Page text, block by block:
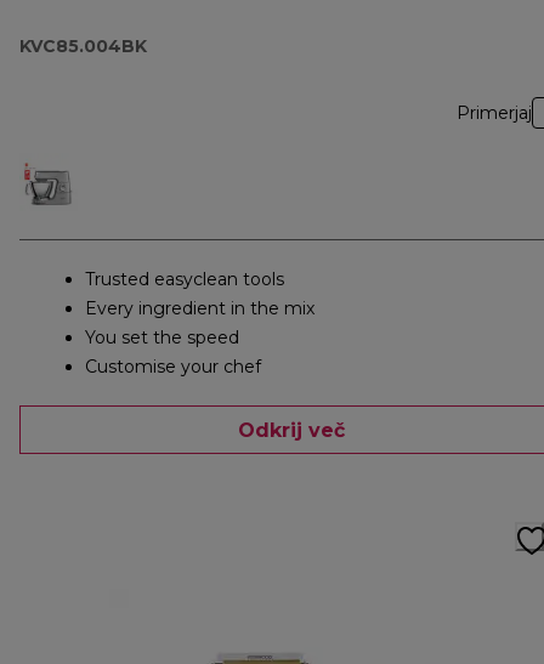
KVC85.004BK
Primerjaj
Trusted easyclean tools
Every ingredient in the mix
You set the speed
Customise your chef
Odkrij več